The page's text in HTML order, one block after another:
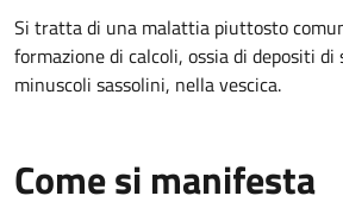
Si tratta di una malattia piuttosto
formazione di calcoli, ossia di depositi
minuscoli sassolini, nella vescica.
Come si manifesta